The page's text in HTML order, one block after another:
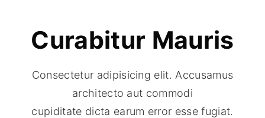
Curabitur Mauris
Consectetur adipisicing elit. Accusamus
architecto aut commodi
cupiditate dicta earum error esse fugiat.